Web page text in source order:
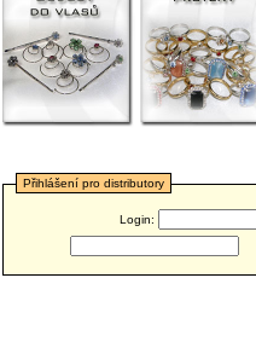
Přihlášení pro distributory
Login: